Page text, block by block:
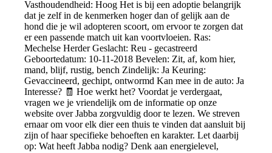
Vasthoudendheid: Hoog Het is bij een adoptie belangrijk
dat je zelf in de kenmerken hoger dan of gelijk aan de
hond die je wil adopteren scoort, om ervoor te zorgen dat
er een passende match uit kan voortvloeien. Ras:
Mechelse Herder Geslacht: Reu - gecastreerd
Geboortedatum: 10-11-2018 Bevelen: Zit, af, kom hier,
mand, blijf, rustig, bench Zindelijk: Ja Keuring:
Gevaccineerd, gechipt, ontwormd Kan mee in de auto: Ja
Interesse? 🧾 Hoe werkt het? Voordat je verdergaat,
vragen we je vriendelijk om de informatie op onze
website over Jabba zorgvuldig door te lezen. We streven
ernaar om voor elk dier een thuis te vinden dat aansluit bij
zijn of haar specifieke behoeften en karakter. Let daarbij
op: Wat heeft Jabba nodig? Denk aan energielevel,